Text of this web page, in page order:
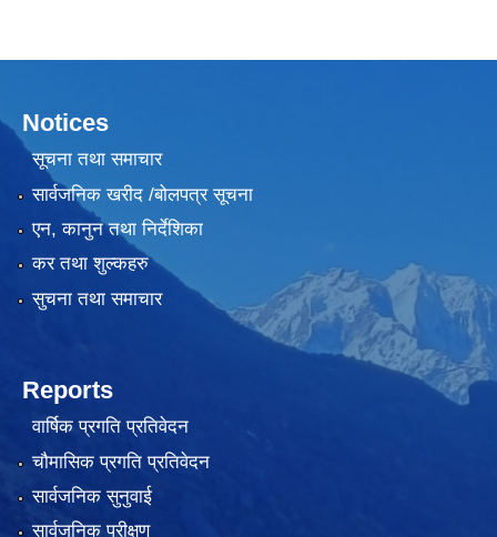
Notices
सूचना तथा समाचार
सार्वजनिक खरीद /बोलपत्र सूचना
एन, कानुन तथा निर्देशिका
कर तथा शुल्कहरु
सुचना तथा समाचार
Reports
वार्षिक प्रगति प्रतिवेदन
चौमासिक प्रगति प्रतिवेदन
सार्वजनिक सुनुवाई
सार्वजनिक परीक्षण